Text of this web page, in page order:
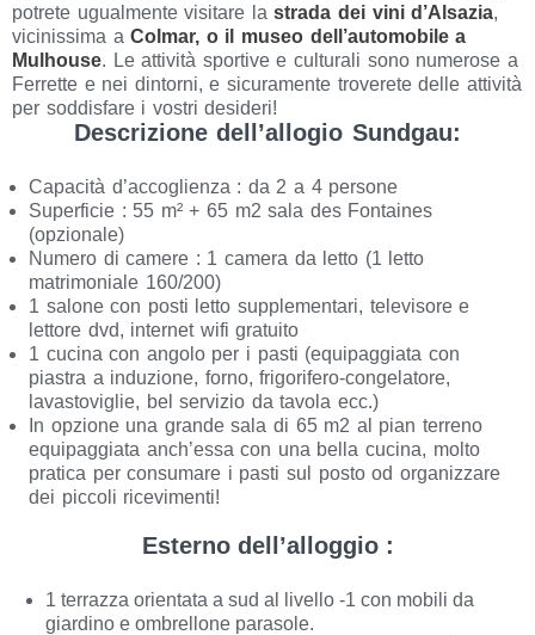
potrete ugualmente visitare lastrada dei vini d’Alsazia,
vicinissima aColmar, o il museo dell’automobile a
Mulhouse. Le attività sportive e culturali sono numerose a
Ferrette e nei dintorni, e sicuramente troverete delle attività
per soddisfare i vostri desideri!
Descrizione dell’allogio Sundgau:
Capacità d’accoglienza : da 2 a 4 persone
Superficie : 55 m² + 65 m2 sala des Fontaines
(opzionale)
Numero di camere : 1 camera da letto (1 letto
matrimoniale 160/200)
1 salone con posti letto supplementari, televisore e
lettore dvd, internet wifi gratuito
1 cucina con angolo per i pasti (equipaggiata con
piastra a induzione, forno, frigorifero-congelatore,
lavastoviglie, bel servizio da tavola ecc.)
In opzione una grande sala di 65 m2 al pian terreno
equipaggiata anch’essa con una bella cucina, molto
pratica per consumare i pasti sul posto od organizzare
dei piccoli ricevimenti!
Esterno dell’alloggio :
1 terrazza orientata a sud al livello -1 con mobili da
giardino e ombrellone parasole.